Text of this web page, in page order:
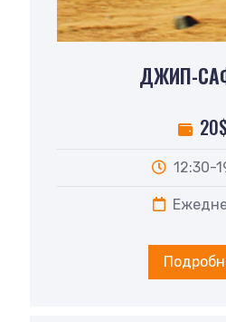
ДЖИП-
20$
12:30-